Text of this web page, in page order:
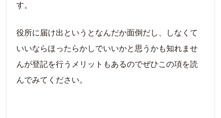
す。
役所に届け出というとなんだか面倒だし、しなくて
いいならほったらかしでいいかと思うかも知れませ
んが登記を行うメリットもあるのでぜひこの項を読
んでみてください。